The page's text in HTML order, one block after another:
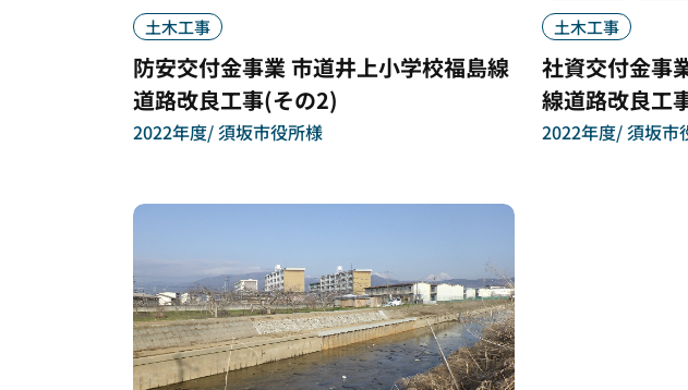
土木工事
防安交付金事業 市道井上小学校福島線
道路改良工事(その2)
2022年度 須坂市役所様
土木工事
社資交付金事
線道路改良工
2022年度 須坂市